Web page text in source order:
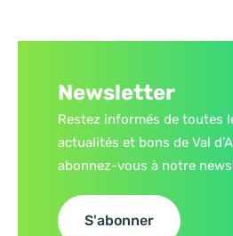
Newsletter
Restez informés de toutes
actualités et bons de Val
abonnez-vous à notre
S'abonner